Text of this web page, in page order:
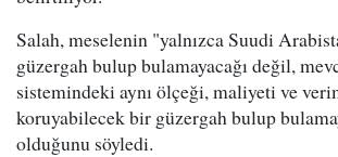
Salah, meselenin "yalnızca Suudi
güzergah bulup bulamayacağı değil,
sistemindeki aynı ölçeği, maliyeti ve
koruyabilecek bir güzergah bulup
olduğunu söyledi.